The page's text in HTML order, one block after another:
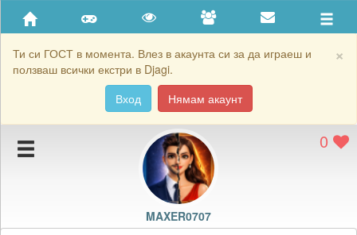
×
Ти си ГОСТ в момента. Влез в акаунта си за да играеш и
ползваш всички екстри в Djagi.
Вход
Нямам акаунт
Приятели
Хронология на игри
Подаръците на MAXER0707
Картичките на MAXER0707
Блокирай MAXER0707
0
MAXER0707